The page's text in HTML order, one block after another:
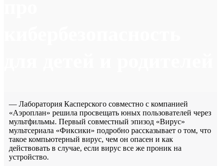
— Лаборатория Касперского совместно с компанией
«Аэроплан» решила просвещать юных пользователей через
мультфильмы. Первый совместный эпизод «Вирус»
мультсериала «Фиксики» подробно рассказывает о том, что
такое компьютерный вирус, чем он опасен и как
действовать в случае, если вирус все же проник на
устройство.